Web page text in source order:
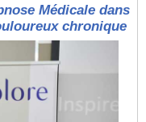
Médicale dans
chronique